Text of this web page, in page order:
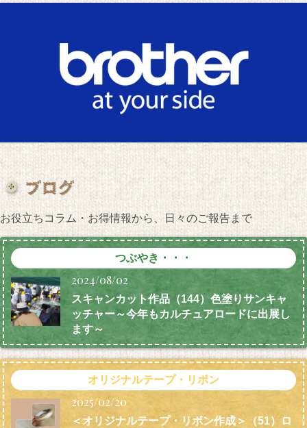
お役立ちコラム・お得情報から、日々のご報告まで
つぶやき・・・
2024/08/02
スキャンカット作品（144）色塗りサンキャ
ッチャー～今年もカルチュアロードに出展し
ます～
オリジナルテープ・リボン
2025/02/20
＜オリジナルテープ・リボン作成＞（51）ロ